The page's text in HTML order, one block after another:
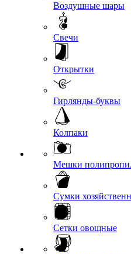
Воздушные шары
Свечи
Открытки
Гирлянды-буквы
Колпаки
Мешки
Сумки
Сетки овощные